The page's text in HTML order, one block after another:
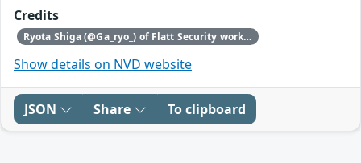
Credits
Ryota Shiga (@Ga_ryo_) of Flatt Security working with Trend Micro's Zero Day Initiative
Show details on NVD website
JSON Share To clipboard